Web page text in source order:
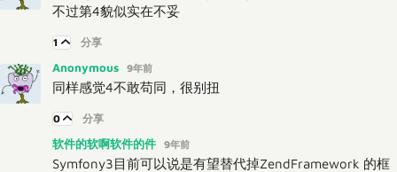
不过第4貌似实在不妥
1 分享
Anonymous 9年前
同样感觉4不敢苟同，很别扭
0 分享
软件的软啊软件的件 9年前
Symfony3目前可以说是有望替代掉ZendFramework 的框